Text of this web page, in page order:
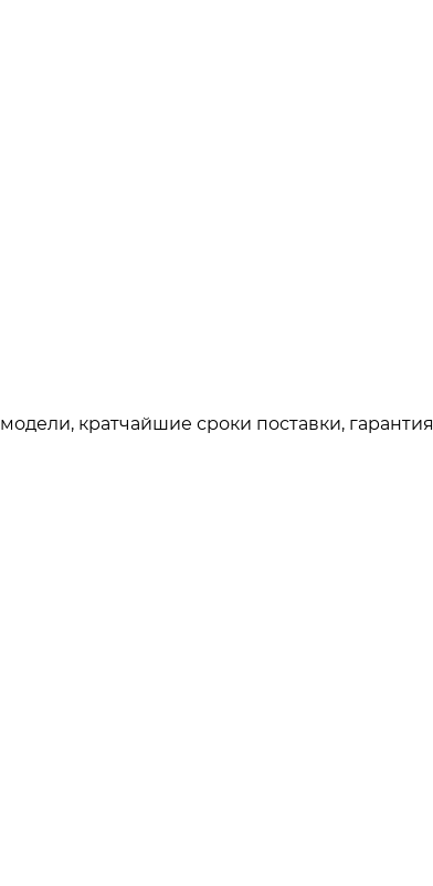
кратчайшие сроки поставки, гарантия